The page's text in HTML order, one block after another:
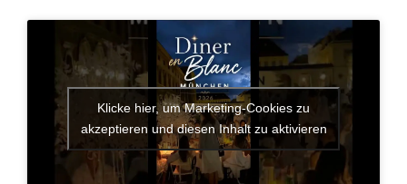
Klicke hier, um Marketing-Cookies zu
akzeptieren und diesen Inhalt zu aktivieren